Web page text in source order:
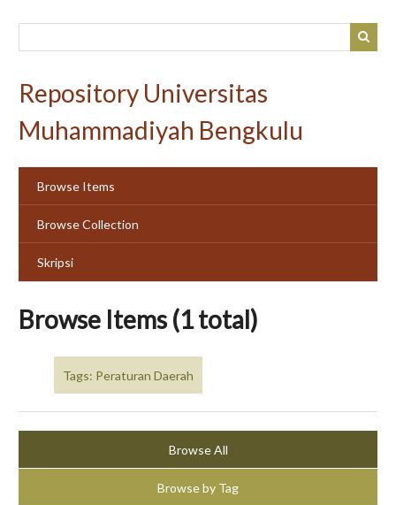
Repository Universitas
Muhammadiyah Bengkulu
Browse Items
Browse Collection
Skripsi
Browse Items (1 total)
Tags: Peraturan Daerah
Browse All
Browse by Tag